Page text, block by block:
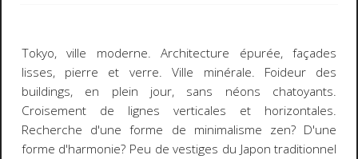
Tokyo, ville moderne. Architecture épurée, façades
lisses, pierre et verre. Ville minérale. Foideur des
buildings, en plein jour, sans néons chatoyants.
Croisement de lignes verticales et horizontales.
Recherche d'une forme de minimalisme zen? D'une
forme d'harmonie? Peu de vestiges du Japon traditionnel